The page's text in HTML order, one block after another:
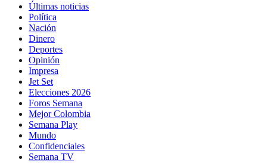
Últimas noticias
Política
Nación
Dinero
Deportes
Opinión
Impresa
Jet Set
Elecciones 2026
Foros Semana
Mejor Colombia
Semana Play
Mundo
Confidenciales
Semana TV